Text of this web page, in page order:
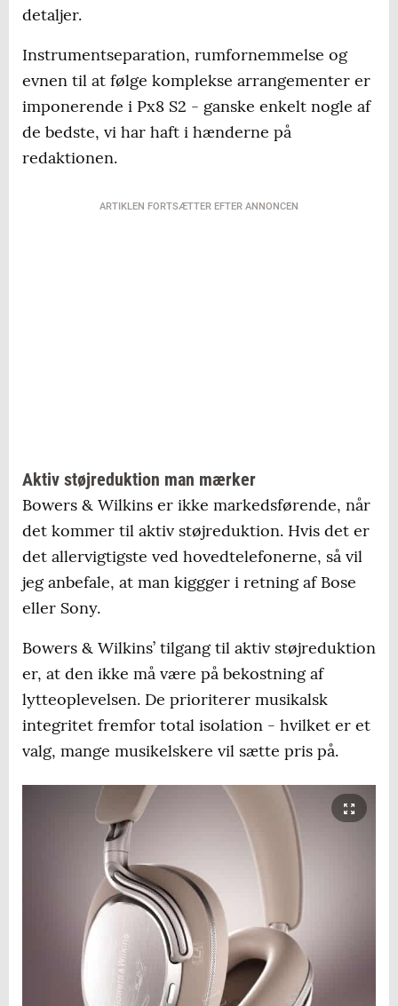
detaljer.
Instrumentseparation, rumfornemmelse og
evnen til at følge komplekse arrangementer er
imponerende i Px8 S2 - ganske enkelt nogle af
de bedste, vi har haft i hænderne på
redaktionen.
ARTIKLEN FORTSÆTTER EFTER ANNONCEN
Aktiv støjreduktion man mærker
Bowers & Wilkins er ikke markedsførende, når
det kommer til aktiv støjreduktion. Hvis det er
det allervigtigste ved hovedtelefonerne, så vil
jeg anbefale, at man kiggger i retning af Bose
eller Sony.
Bowers & Wilkins’ tilgang til aktiv støjreduktion
er, at den ikke må være på bekostning af
lytteoplevelsen. De prioriterer musikalsk
integritet fremfor total isolation - hvilket er et
valg, mange musikelskere vil sætte pris på.